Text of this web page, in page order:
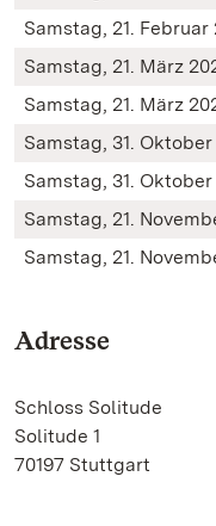
Samstag, 21. Februar
Samstag, 21. März
Samstag, 21. März
Samstag, 31. Oktober
Samstag, 31. Oktober
Samstag, 21.
Samstag, 21.
Adresse
Schloss Solitude
Solitude 1
70197 Stuttgart